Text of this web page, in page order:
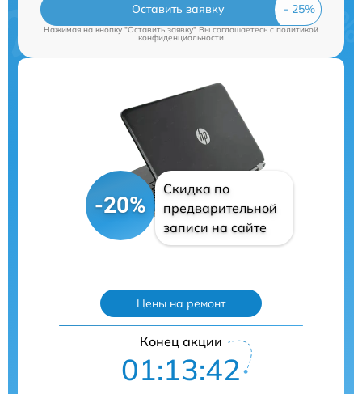
Оставить заявку
Нажимая на кнопку "Оставить заявку" Вы соглашаетесь cполитикой
конфиденциальности
-20%
Скидка по
предварительной
записи на сайте
Цены на ремонт
Конец акции
01:13:41